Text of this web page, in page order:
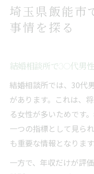
を解説
30代男性年収
結婚相談所で
準
実際の会員層
は
結婚相談所が
方
年収が婚活に
埼玉県飯能市
事情を探る
結婚相談所で30代男
結婚相談所では、30代
があります。これは、
る女性が多いためです
一つの指標として見ら
も重要な情報となります
一方で、年収だけが評